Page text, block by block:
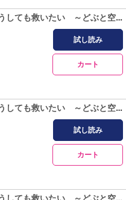
町人Ａは悪役令嬢をどうしても救いたい ～どぶと空と氷の姫君～３
試し読み
カート
町人Ａは悪役令嬢をどうしても救いたい ～どぶと空と氷の姫君～４
試し読み
カート
町人Ａは悪役令嬢をどうしても救いたい ～どぶと空と氷の姫君～５【電子書店共通特典イラスト付】